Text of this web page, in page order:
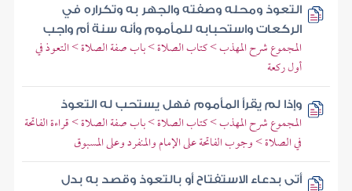
التعوذ ومحله وصفته والجهر به وتكراره في
الركعات واستحبابه للمأموم وأنه سنة أم واجب
المجموع شرح المهذب > كتاب الصلاة > باب صفة الصلاة > التعوذ في
أول ركعة
وإذا لم يقرأ المأموم فهل يستحب له التعوذ
المجموع شرح المهذب > كتاب الصلاة > باب صفة الصلاة > قراءة الفاتحة
في الصلاة > وجوب الفاتحة على الإمام والمنفرد وعلى المسبوق
أتى بدعاء الاستفتاح أو بالتعوذ وقصد به بدل